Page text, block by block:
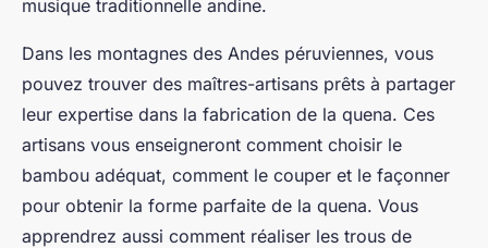
musique traditionnelle andine.
Dans les montagnes des Andes péruviennes, vous
pouvez trouver des maîtres-artisans prêts à partager
leur expertise dans la fabrication de la quena. Ces
artisans vous enseigneront comment choisir le
bambou adéquat, comment le couper et le façonner
pour obtenir la forme parfaite de la quena. Vous
apprendrez aussi comment réaliser les trous de